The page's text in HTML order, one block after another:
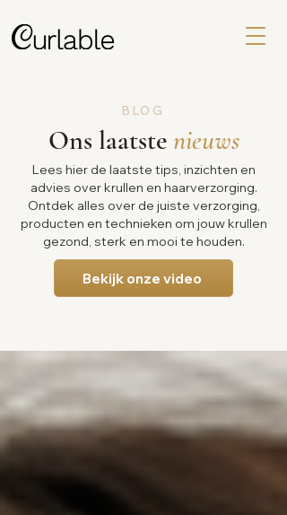
BLOG
Ons laatstenieuws
Lees hier de laatste tips, inzichten en
advies over krullen en haarverzorging.
Ontdek alles over de juiste verzorging,
producten en technieken om jouw krullen
gezond, sterk en mooi te houden.
Bekijk onze video